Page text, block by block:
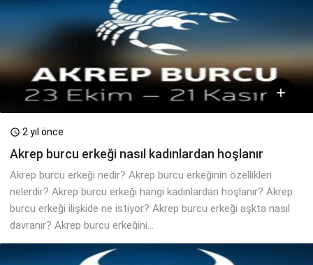

 2 yıl önce
Akrep burcu erkeği nasıl kadınlardan hoşlanır
Akrep burcu erkeği nedir? Akrep burcu erkeğinin özellikleri
nelerdir? Akrep burcu erkeği hangi kadınlardan hoşlanır? Akrep
burcu erkeği ilişkide ne istiyor? Akrep burcu erkeği aşkta nasıl
davranır? Akrep burcu erkeğini...